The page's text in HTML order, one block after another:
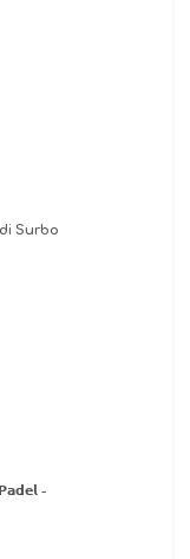
Surbo
-